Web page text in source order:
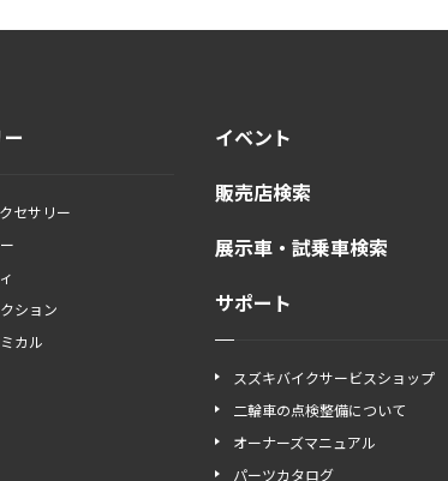
セサリー
ション
カル
イベント
販売店検索
展示車・試乗車検索
サポート
スズキバイクサービスショップ
二輪車の点検整備について
オーナーズマニュアル
パーツカタログ